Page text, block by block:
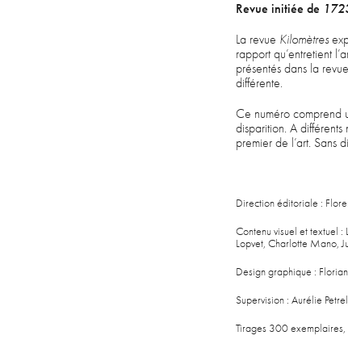
Revue initiée de
La revue Kilomètres
rapport qu’entretient
présentés dans la
différente.
Ce numéro comprend
disparition. A
premier de l’art. Sans
Direction éditoriale :
Contenu visuel et textuel
Lopvet, Charlotte Mano,
Design graphique :
Supervision : Aurélie
Tirages 300